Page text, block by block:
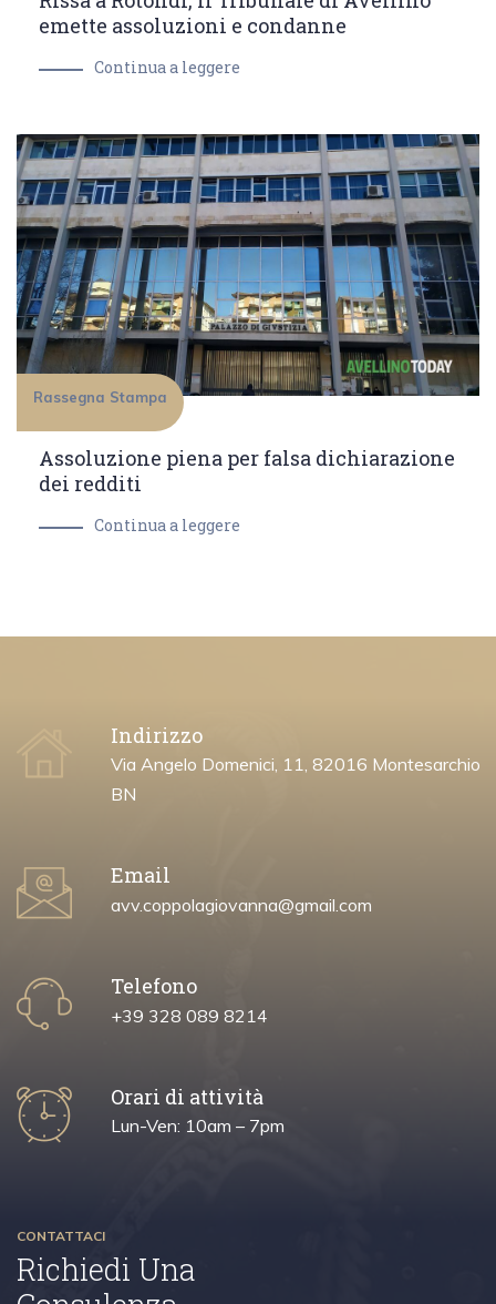
emette assoluzioni e condanne
Continua a leggere
Rassegna Stampa
Assoluzione piena per falsa dichiarazione
dei redditi
Continua a leggere
Indirizzo
Via Angelo Domenici, 11, 82016 Montesarchio
BN
Email
avv.coppolagiovanna@gmail.com
Telefono
+39 328 089 8214
Orari di attività
Lun-Ven: 10am – 7pm
CONTATTACI
Richiedi Una